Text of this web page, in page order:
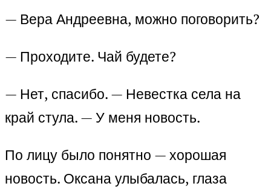
— Вера Андреевна, можно поговорить?
— Проходите. Чай будете?
— Нет, спасибо. — Невестка села на
край стула. — У меня новость.
По лицу было понятно — хорошая
новость. Оксана улыбалась, глаза